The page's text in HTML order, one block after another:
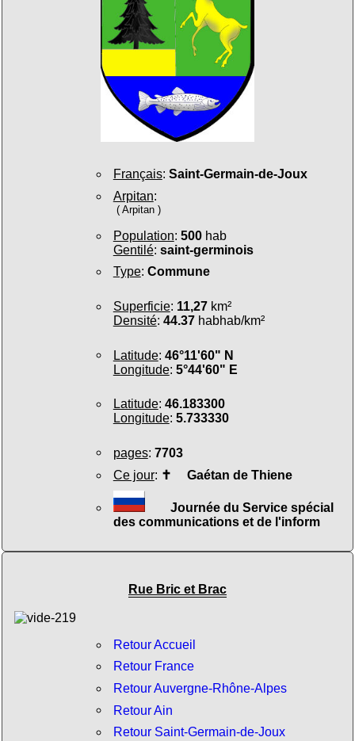
Français: Saint-Germain-de-Joux
Arpitan:
( Arpitan )
Population: 500hab
Gentilé: saint-germinois
Type: Commune
Superficie: 11,27km²
Densité: 44.37habhab/km²
Latitude: 46°11'60" N
Longitude: 5°44'60" E
Latitude: 46.183300
Longitude: 5.733330
pages: 7703
Ce jour: ✝ Gaétan de Thiene
Journée du Service spécial
des communications et de l'inform
Rue Bric et Brac
Retour Accueil
Retour France
Retour Auvergne-Rhône-Alpes
Retour Ain
Retour Saint-Germain-de-Joux